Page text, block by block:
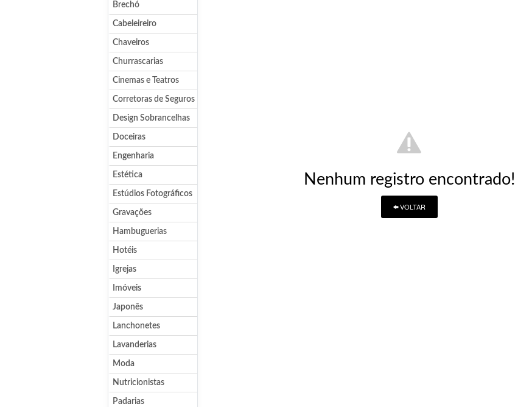
Brechó
Cabeleireiro
Chaveiros
Churrascarias
Cinemas e Teatros
Corretoras de Seguros
Design Sobrancelhas
Doceiras
Engenharia
Estética
Estúdios Fotográficos
Gravações
Hambuguerias
Hotéis
Igrejas
Imóveis
Japonês
Lanchonetes
Lavanderias
Moda
Nutricionistas
Padarias
Nenhum registro encontrado!
VOLTAR